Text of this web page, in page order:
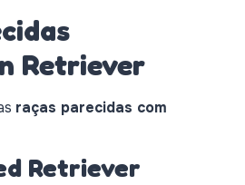
Retriever
raças parecidas com
Retriever